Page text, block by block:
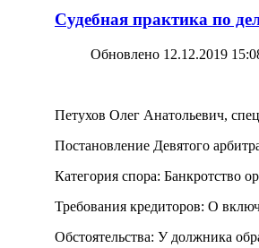
Судебная практика по
Обновлено 12.12.2019
Петухов Олег Анатольевич,
Постановление Девятого
Категория спора: Банкротство
Требования кредиторов: О
Обстоятельства: У должника